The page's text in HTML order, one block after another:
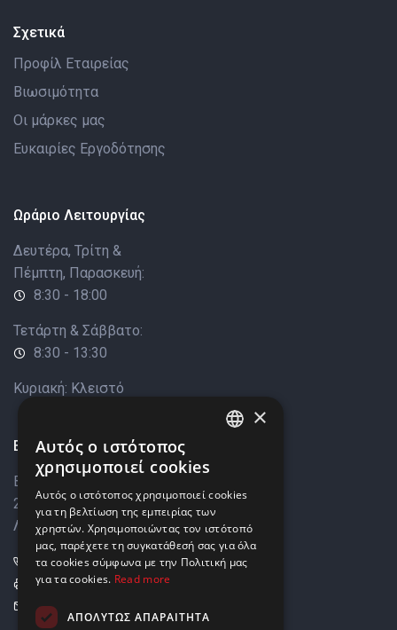
Σχετικά
Προφίλ Εταιρείας
Βιωσιμότητα
Οι μάρκες μας
Ευκαιρίες Εργοδότησης
Ωράριο Λειτουργίας
Δευτέρα, Τρίτη &
Πέμπτη, Παρασκευή:
8:30 - 18:00
Τετάρτη & Σάββατο:
8:30 - 13:30
Κυριακή: Κλειστό
Επικοινωνία
Βάρκιζας 8,
2033 Στρόβολος,
Λευκωσία, Κύπρος
+357 22449999
+357 22449989
info@elnia.com
GREEK
×
Αυτός ο ιστότοπος
χρησιμοποιεί cookies
Αυτός ο ιστότοπος χρησιμοποιεί cookies
για τη βελτίωση της εμπειρίας των
χρηστών. Χρησιμοποιώντας τον ιστότοπό
μας, παρέχετε τη συγκατάθεσή σας για όλα
τα cookies σύμφωνα με την Πολιτική μας
για τα cookies. Read more
ΑΠΟΛΎΤΩΣ ΑΠΑΡΑΊΤΗΤΑ